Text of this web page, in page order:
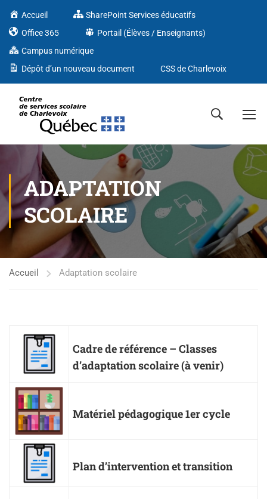
Accueil
SharePoint Services éducatifs
Office 365
Portail (Élèves / Enseignants)
Campus numérique
Dépôt d’un nouveau document
CSS de Charlevoix
ADAPTATION
SCOLAIRE
Accueil Adaptation scolaire
Cadre de référence – Classes
d’adaptation scolaire(à venir)
Matériel pédagogique 1er cycle
Plan d’intervention et transition